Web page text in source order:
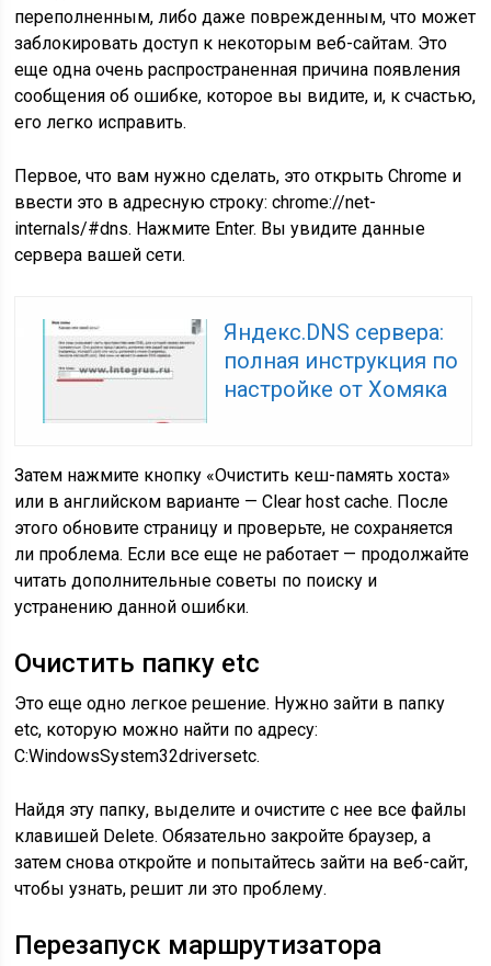
переполненным, либо даже поврежденным, что может
заблокировать доступ к некоторым веб-сайтам. Это
еще одна очень распространенная причина появления
сообщения об ошибке, которое вы видите, и, к счастью,
его легко исправить.
Первое, что вам нужно сделать, это открыть Chrome и
ввести это в адресную строку: chrome://net-
internals/#dns. Нажмите Enter. Вы увидите данные
сервера вашей сети.
Яндекс.DNS сервера:
полная инструкция по
настройке от Хомяка
Затем нажмите кнопку «Очистить кеш-память хоста»
или в английском варианте — Clear host cache. После
этого обновите страницу и проверьте, не сохраняется
ли проблема. Если все еще не работает — продолжайте
читать дополнительные советы по поиску и
устранению данной ошибки.
Очистить папку etc
Это еще одно легкое решение. Нужно зайти в папку
etc, которую можно найти по адресу:
C:WindowsSystem32driversetc.
Найдя эту папку, выделите и очистите с нее все файлы
клавишей Delete. Обязательно закройте браузер, а
затем снова откройте и попытайтесь зайти на веб-сайт,
чтобы узнать, решит ли это проблему.
Перезапуск маршрутизатора